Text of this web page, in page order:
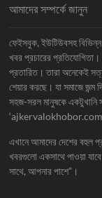
আমাদের সম্পর্কে জানুন
ফেইসবুক, ইউটিউবসহ
খবর প্রচারের
প্রতারিত। তারা অনেকেই
শেয়ার করছে। যা সমাজে
সহজ-সরল মানুষকে একটুখানি
এখানে আমাদের দেশের বহুল
খবরগুলো একসাথে পাওয়া
সাথে, আপনার পাশে”।